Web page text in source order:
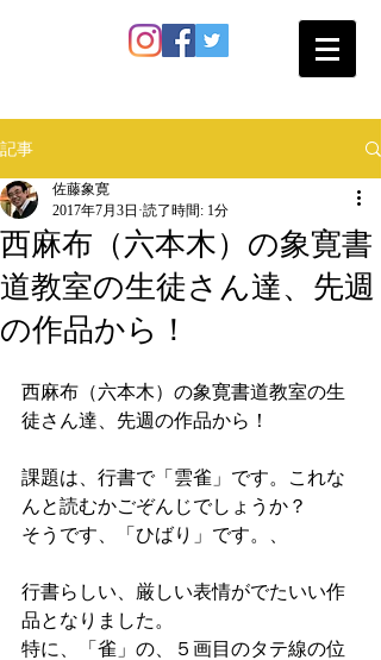
記事
西麻布（六本木）の象寛書
道教室の生徒さん達、先週
の作品から！
佐藤象寛
2017年7月3日 読了時間: 1分
西麻布（六本木）の象寛書道教室の生
徒さん達、先週の作品から！
課題は、行書で「雲雀」です。これな
んと読むかごぞんじでしょうか？
そうです、「ひばり」です。、
行書らしい、厳しい表情がでたいい作
品となりました。
特に、「雀」の、５画目のタテ線の位